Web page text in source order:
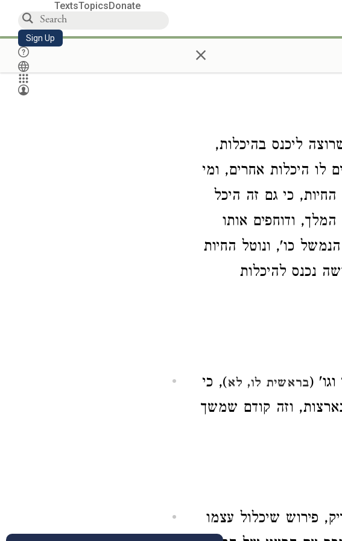
TextsTopicsDonate
Sign Up ×
ליכנס בהיכלות,
לו היכלות אחרים, ומי
כי גם זה היכל
ודוחפים אותו
כו', ונוטל החיות
נכנס להיכלות
(בראשית לו, לא), כי
וזה קודם שמשך
פירוש שיכלול עצמו